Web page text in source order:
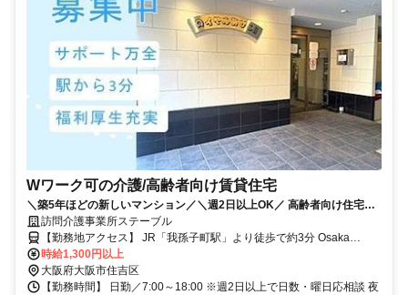
Wワーク可の介護/高齢者向け賃貸住宅
＼築5年ほどの新しいマンション／＼週2日以上OK／ 高齢者向け住宅で
【介護パート】副業・WワークOK
訪問介護事業所ステーブル
【勤務地アクセス】 JR「我孫子町駅」より徒歩で約3分 Osaka
時給1,300円以上
大阪府大阪市住吉区
【勤務時間】 日勤／7:00～18:00 ※週2日以上で日数・曜日応相談 夜